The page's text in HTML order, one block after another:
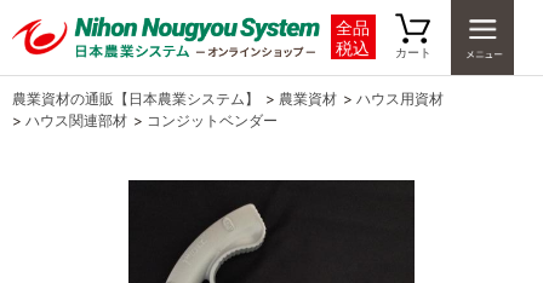
全品
税込
カート
農業資材の通販【日本農業システム】 > 農業資材 > ハウス用資材
> ハウス関連部材 > コンジットベンダー